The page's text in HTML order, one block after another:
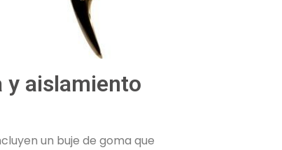
y aislamiento
un buje de goma que